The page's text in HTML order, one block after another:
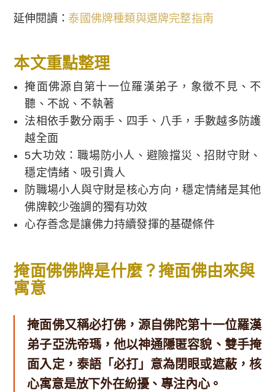
延伸閱讀： 泰國佛牌種類與選牌完整指南
本文重點整理
掩面佛源自第十一位羅漢弟子，象徵不見、不
聽、不說、不執著
法相依手數分兩手、四手、八手，手數越多防護
越全面
5大功效：職場防小人、避險擋災、招財守財、
穩定情緒、吸引貴人
防職場小人與守財是核心方向，穩定情緒是其他
佛牌較少強調的獨有功效
心存善念是讓佛力持續發揮的基礎條件
掩面佛佛牌是什麼？掩面佛由來與
寓意
掩面佛又稱必打佛，源自佛陀第十一位羅漢
弟子亞洗帝瑪，他以神通隱匿容貌、雙手掩
面入定，泰語「必打」意為閉眼或遮蔽，核
心寓意是放下外在紛擾、專注內心。